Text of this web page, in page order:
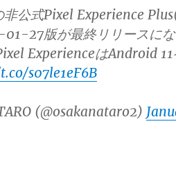
公式Pixel Experience
01-27版が最終リリースに
ExperienceはAndroid
s07le1eF6B
(@osakanataro2)